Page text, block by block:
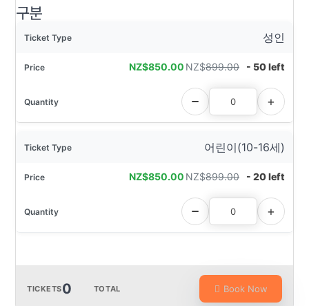
구분
성인
NZ$850.00 NZ$899.00 - 50 left
어린이(10-16세)
NZ$850.00 NZ$899.00 - 20 left
TICKETS0 TOTAL Book Now